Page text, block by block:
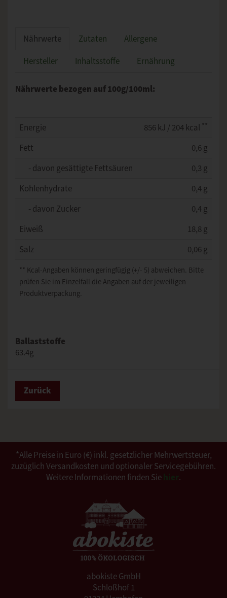
Nährwerte Zutaten
Allergene
Hersteller
Inhaltsstoffe Ernährung
Nährwerte bezogen auf 100g/100ml:
Energie 856 kJ / 204 kcal **
Fett
0,6 g
- davon gesättigte Fettsäuren
0,3 g
Kohlenhydrate
0,4 g
- davon Zucker
0,4 g
Eiweiß
18,8 g
Salz
0,06 g
** Kcal-Angaben können geringfügig (+/- 5) abweichen. Bitte
prüfen Sie im Einzelfall die Angaben auf der jeweiligen
Produktverpackung.
Ballaststoffe
63.4g
Zurück
*Alle Preise in Euro (€) inkl. gesetzlicher Mehrwertsteuer,
zuzüglich Versandkosten und optionaler Servicegebühren.
Weitere Informationen finden Sie
.
abokiste GmbH
Schloßhof 1